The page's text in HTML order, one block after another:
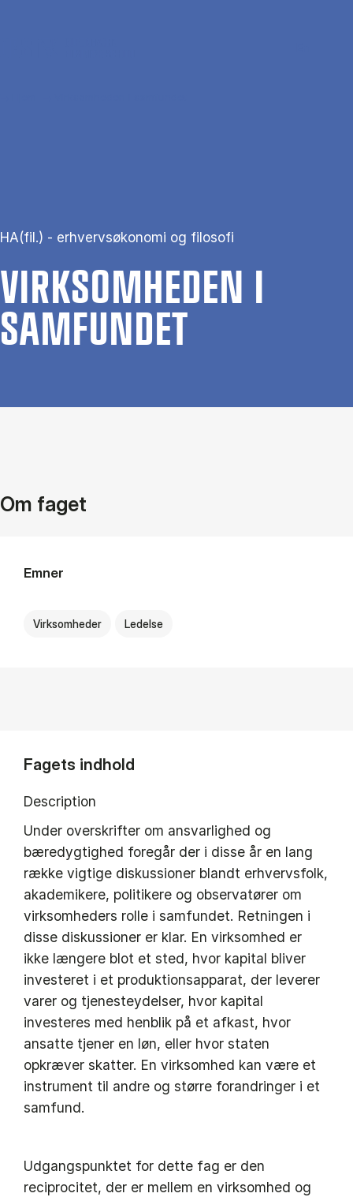
HA(fil.) - erhvervsøkonomi og filosofi
VIRK­SOM­HE­DEN I
SAM­FUN­DET
Om faget
Emner
Virksomheder Ledelse
Fagets indhold
Description
Under overskrifter om ansvarlighed og
bæredygtighed foregår der i disse år en lang
række vigtige diskussioner blandt erhvervsfolk,
akademikere, politikere og observatører om
virksomheders rolle i samfundet. Retningen i
disse diskussioner er klar. En virksomhed er
ikke længere blot et sted, hvor kapital bliver
investeret i et produktionsapparat, der leverer
varer og tjenesteydelser, hvor kapital
investeres med henblik på et afkast, hvor
ansatte tjener en løn, eller hvor staten
opkræver skatter. En virksomhed kan være et
instrument til andre og større forandringer i et
samfund.
Udgangspunktet for dette fag er den
reciprocitet, der er mellem en virksomhed og